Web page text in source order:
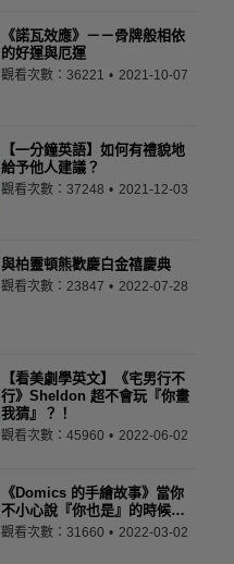
《諾瓦效應》－－骨牌般相依
的好運與厄運
觀看次數：36221 2021-10-07
【一分鐘英語】如何有禮貌地
給予他人建議？
觀看次數：37248 2021-12-03
與柏靈頓熊歡慶白金禧慶典
觀看次數：23847 2022-07-28
【看美劇學英文】《宅男行不
行》Sheldon 超不會玩『你畫
我猜』？！
觀看次數：45960 2022-06-02
《Domics 的手繪故事》當你
不小心說『你也是』的時候…
觀看次數：31660 2022-03-02